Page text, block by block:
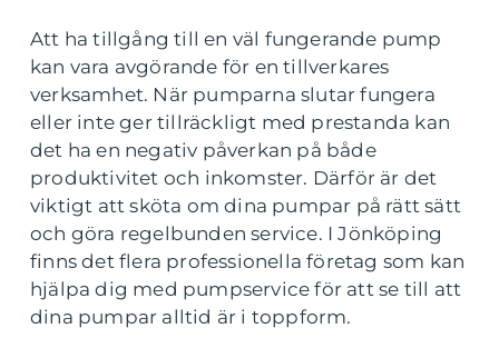
Att ha tillgång till en väl fungerande pump
kan vara avgörande för en tillverkares
verksamhet. När pumparna slutar fungera
eller inte ger tillräckligt med prestanda kan
det ha en negativ påverkan på både
produktivitet och inkomster. Därför är det
viktigt att sköta om dina pumpar på rätt sätt
och göra regelbunden service. I Jönköping
finns det flera professionella företag som kan
hjälpa dig med pumpservice för att se till att
dina pumpar alltid är i toppform.